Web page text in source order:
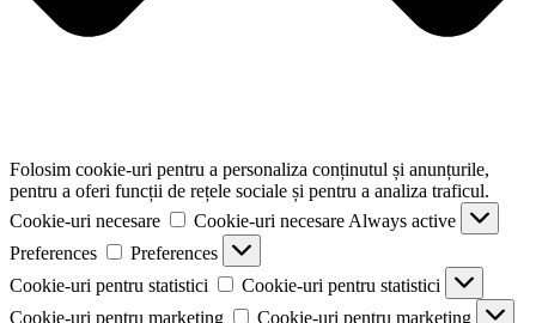
Folosim cookie-uri pentru a personaliza conținutul și anunțurile,
pentru a oferi funcții de rețele sociale și pentru a analiza traficul.
Cookie-uri necesare
Cookie-uri necesare Always active
Preferences
Preferences
Cookie-uri pentru statistici
Cookie-uri pentru statistici
Cookie-uri pentru marketing
Cookie-uri pentru marketing